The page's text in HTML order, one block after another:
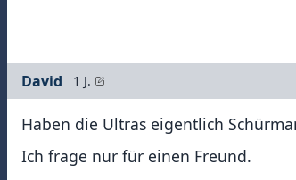
David 1 J.
Haben die Ultras eigentlich
Ich frage nur für einen Freund.